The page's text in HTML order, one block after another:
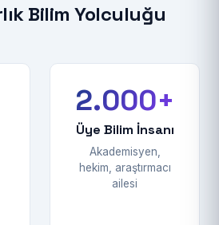
Bilim Yolculuğu
2.000+
Üye Bilim İnsanı
Akademisyen,
hekim, araştırmacı
ailesi